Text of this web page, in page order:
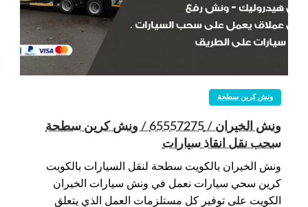
ونش كرين سطحة
ونش الخيران / 65557275 / ونش كرين سطحة
سحب نقل انقاذ سيارات
ونش الخيران بالكويت سطحة لنقل السيارات بالكويت
كرين سحي سيارات نعمل في ونش سيارات الخيران
الكويت على توفير كل مستلزمات العمل الذي يتعلق